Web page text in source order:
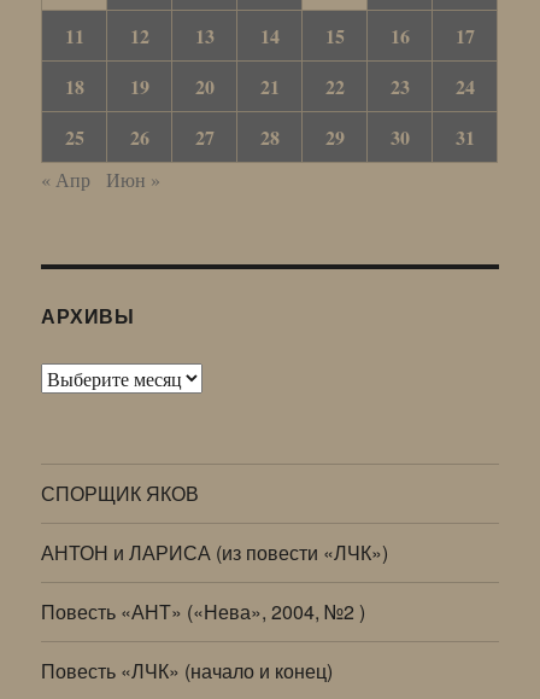
11
12 13 14 15 16
17
18
19 20 21 22 23
24
25
26 27 28 29 30 31
« Апр Июн »
АРХИВЫ
Архивы
СПОРЩИК ЯКОВ
АНТОН и ЛАРИСА (из повести «ЛЧК»)
Повесть «АНТ» («Нева», 2004, №2 )
Повесть «ЛЧК» (начало и конец)